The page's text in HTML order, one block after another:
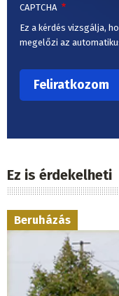
CAPTCHA
Ez a kérdés vizsgálja,
megelőzi az
Ez is érdekelheti
Beruházás